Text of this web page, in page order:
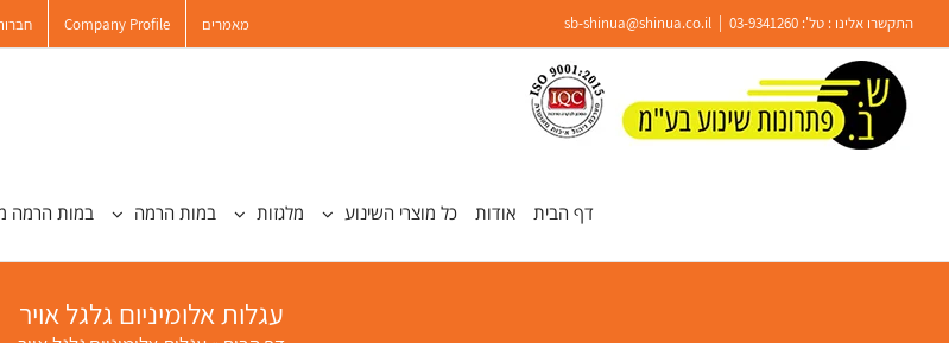
פתח סרגל נגישות
content
התקשרו אלינו : טל': 03-9341260
sb-shinua@shinua.co.il מאמרים Company Profile
דף הבית אודות כל מוצרי השינוע מלגזות במות הרמה במות הרמה
עגלות אלומיניום גלגל אויר